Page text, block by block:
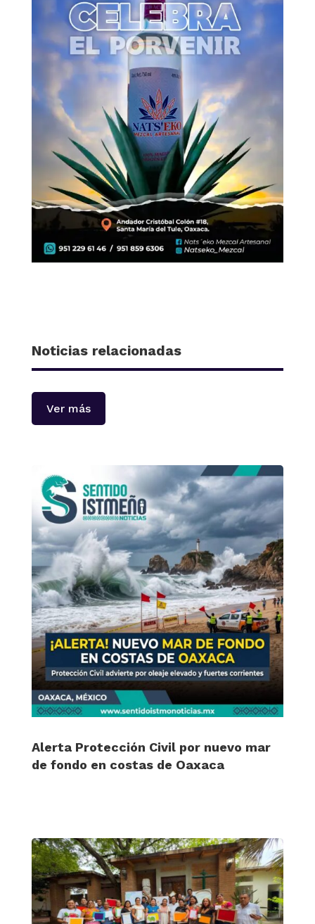
Noticias relacionadas
Ver más
Alerta Protección Civil por nuevo mar
de fondo en costas de Oaxaca